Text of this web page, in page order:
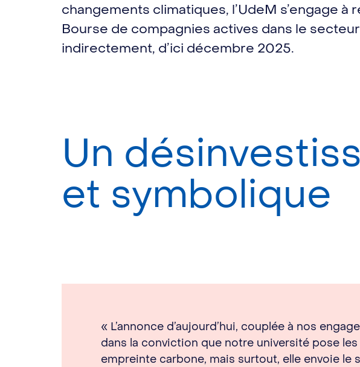
changements climatiques, l’UdeM s’engage
Bourse de compagnies actives dans le
indirectement, d’ici décembre 2025.
Un
et symbolique
« L’annonce d’aujourd’hui, couplée à nos
dans la conviction que notre université pose
empreinte carbone, mais surtout, elle envoie le